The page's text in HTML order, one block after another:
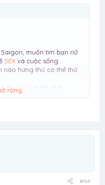
muốn tìm bạn nữ
SEX và cuộc sống.
nào hứng thú có thể thử.
tinZALO mình nhé.
khác vui lòng đừng liên
rộng...
#64